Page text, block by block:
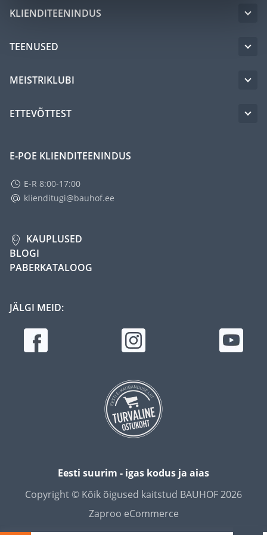
KLIENDITEENINDUS
TEENUSED
MEISTRIKLUBI
ETTEVÕTTEST
E-POE KLIENDITEENINDUS
E-R 8:00-17:00
klienditugi@bauhof.ee
KAUPLUSED
BLOGI
PABERKATALOOG
JÄLGI MEID:
Eesti suurim - igas kodus ja aias
Copyright © Kõik õigused kaitstud BAUHOF 2026
Zaproo eCommerce